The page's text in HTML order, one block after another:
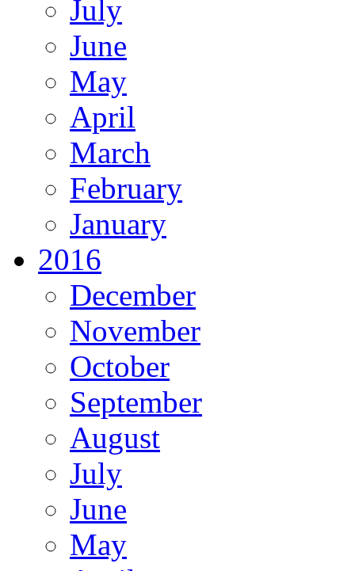
July
June
May
April
March
February
January
2016
December
November
October
September
August
July
June
May